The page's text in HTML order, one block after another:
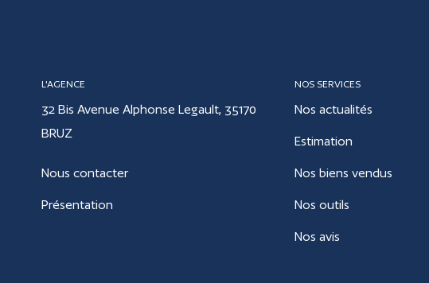
L'AGENCE
32 Bis Avenue Alphonse Legault, 35170
BRUZ
Nous contacter
Présentation
NOS SERVICES
Nos actualités
Estimation
Nos biens vendus
Nos outils
Nos avis